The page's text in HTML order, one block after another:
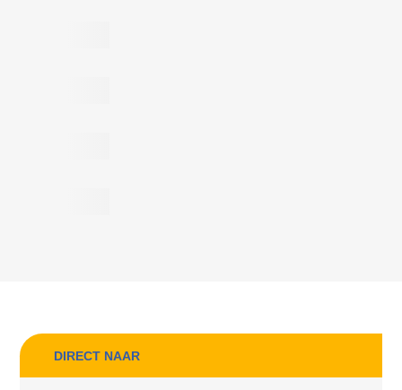
DIRECT NAAR